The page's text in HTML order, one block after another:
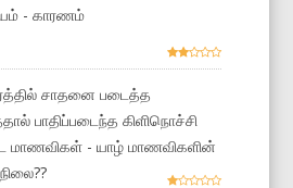
- காரணம்
சாதனை படைத்த
பாதிப்படைந்த கிளிநொச்சி
மாணவிகள் - யாழ் மாணவிகளின்